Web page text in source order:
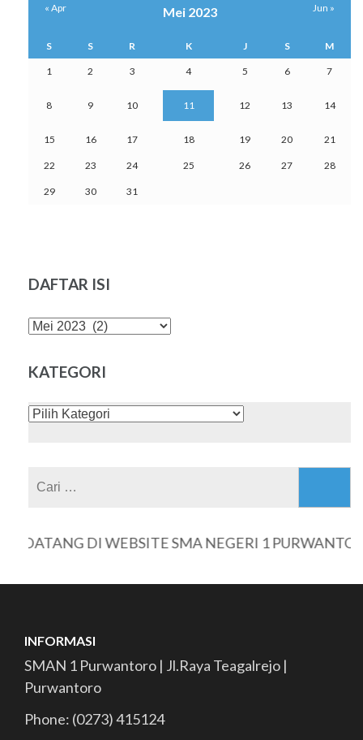
Mei 2023
S S R K J S M
1 2 3 4 5 6 7
8 9 10 11 12 13 14
15 16 17 18 19 20 21
22 23 24 25 26 27 28
29 30 31
« Apr Jun »
DAFTAR ISI
DAFTAR
KATEGORI
KATEGORI
DATANG DI WEBSITE SMA NEGERI 1 PURWANTORO
INFORMASI
SMAN 1 Purwantoro | Jl.Raya Teagalrejo |
Purwantoro
Phone: (0273) 415124